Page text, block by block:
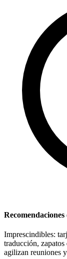
Imprescindibles:
traducción, zapatos
agilizan reuniones